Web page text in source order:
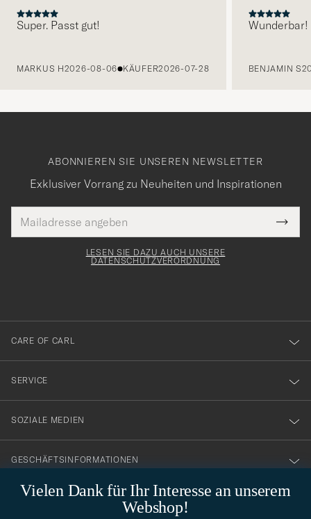
Super. Passt gut!
MARKUS H2026-08-06 KÄUFER2026-07-28
Wunderbar!
BENJAMIN S
Vielen Dank für Ihr Interesse an unserem
Webshop!
ABONNIEREN SIE UNSEREN NEWSLETTER
Exklusiver Vorrang zu Neuheiten und Inspirationen
Mail
Adresse
Tack
för
dig
till
vårt
nyhetsbrev!
LESEN SIE DAZU AUCH UNSERE
DATENSCHUTZVERORDNUNG
CARE OF CARL
SERVICE
SOZIALE MEDIEN
GESCHÄFTSINFORMATIONEN